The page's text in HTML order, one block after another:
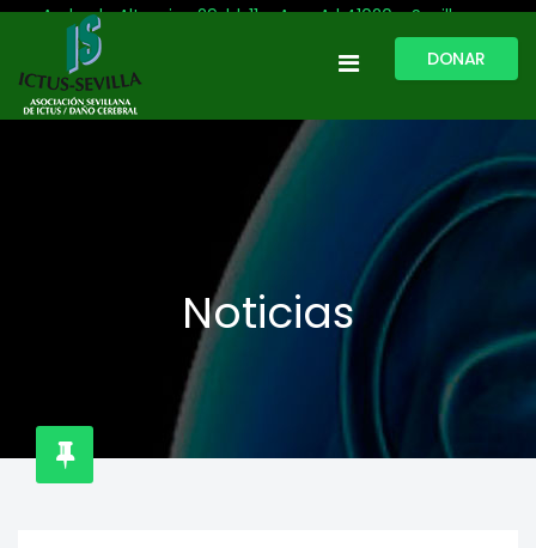
Avda. de Altamira, 29, bl. 11 – Acc. A | 41020 - Sevilla
954 513 999
ictussevilla@hotmail.com
DONAR
Noticias